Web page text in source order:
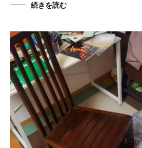
続きを読む